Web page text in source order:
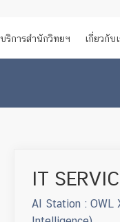
บริการสำนักวิทยฯ เกี่ยวกับ
IT
AI Station : OWL